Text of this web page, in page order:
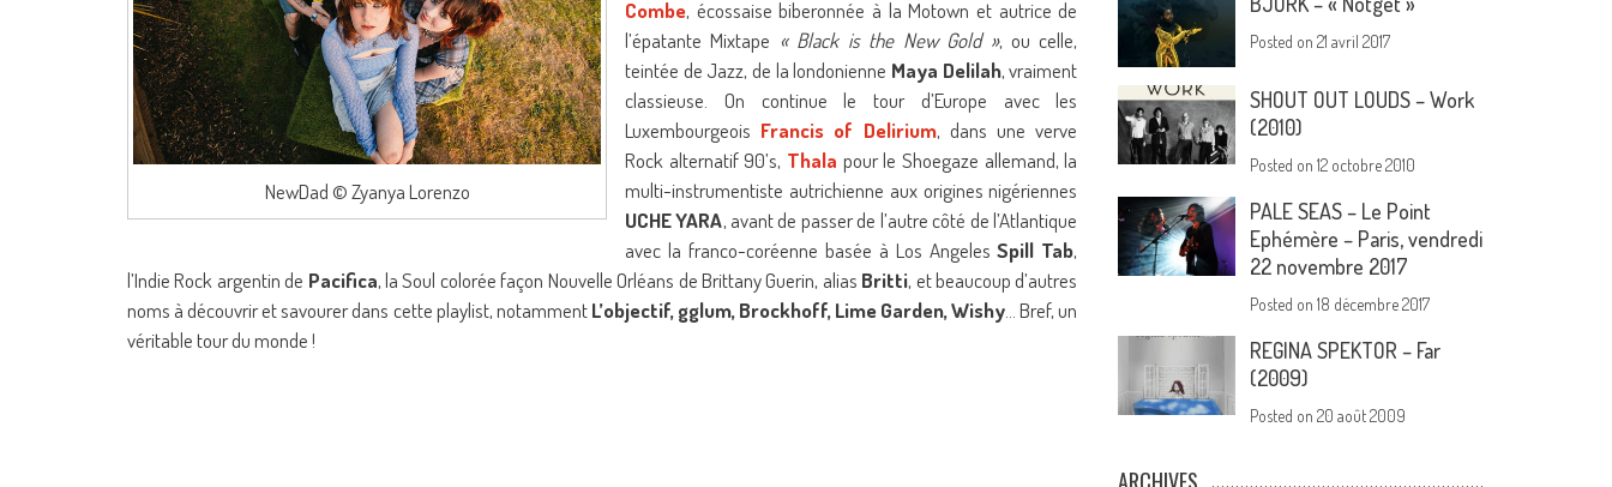
NewDad © Zyanya Lorenzo
Combe, écossaise biberonnée à la Motown et autrice de
l’épatante Mixtape « Black is the New Gold », ou celle,
teintée de Jazz, de la londonienne Maya Delilah, vraiment
classieuse. On continue le tour d’Europe avec les
Luxembourgeois Francis of Delirium, dans une verve
Rock alternatif 90’s, Thala pour le Shoegaze allemand, la
multi-instrumentiste autrichienne aux origines nigériennes
UCHE YARA, avant de passer de l’autre côté de l’Atlantique
avec la franco-coréenne basée à Los AngelesSpill Tab,
l’Indie Rock argentin de Pacifica, la Soul colorée façon Nouvelle Orléans de Brittany Guerin, alias Britti, et beaucoup d’autres
noms à découvrir et savourer dans cette playlist, notammentL’objectif, gglum, Brockhoff, Lime Garden, Wishy … Bref, un
véritable tour du monde !
Posted on21 avril 2017
SHOUT OUT LOUDS – Work
(2010)
Posted on12 octobre 2010
PALE SEAS – Le Point
Ephémère – Paris, vendredi
22 novembre 2017
Posted on18 décembre 2017
REGINA SPEKTOR – Far
(2009)
Posted on20 août 2009